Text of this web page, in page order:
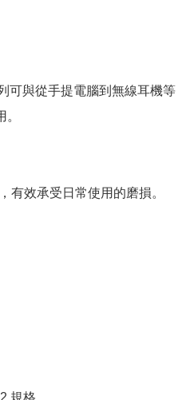
可與從手提電腦到無線耳機等
有效承受日常使用的磨損。